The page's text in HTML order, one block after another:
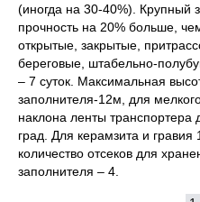
(иногда на 30-40%). Крупный
прочность на 20% больше,
открытые, закрытые,
береговые, штабельно-
– 7 суток. Максимальная
заполнителя-12м, для
наклона ленты
град. Для керамзита и
количество отсеков для
заполнителя – 4.